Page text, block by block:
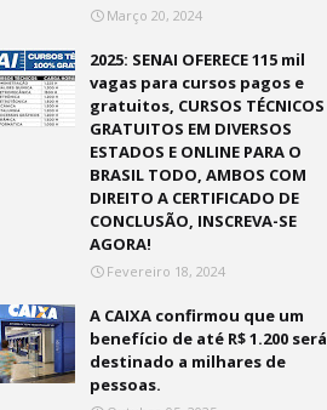
Março 20, 2024
2025: SENAI OFERECE 115 mil
vagas para cursos pagos e
gratuitos, CURSOS TÉCNICOS
GRATUITOS EM DIVERSOS
ESTADOS E ONLINE PARA O
BRASIL TODO, AMBOS COM
DIREITO A CERTIFICADO DE
CONCLUSÃO, INSCREVA-SE
AGORA!
Fevereiro 18, 2024
A CAIXA confirmou que um
benefício de até R$ 1.200 será
destinado a milhares de
pessoas.